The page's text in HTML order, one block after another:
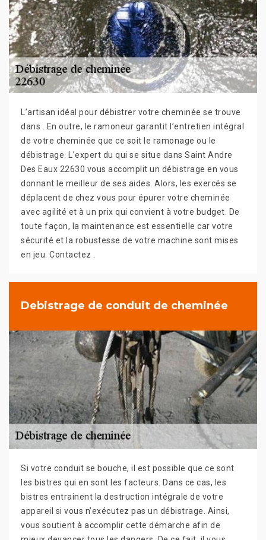
L’artisan idéal pour débistrer votre cheminée se trouve
dans . En outre, le ramoneur garantit l’entretien intégral
de votre cheminée que ce soit le ramonage ou le
débistrage. L’expert du qui se situe dans Saint Andre
Des Eaux 22630 vous accomplit un débistrage en vous
donnant le meilleur de ses aides. Alors, les exercés se
déplacent de chez vous pour épurer votre cheminée
avec agilité et à un prix qui convient à votre budget. De
toute façon, la maintenance est essentielle car votre
sécurité et la robustesse de votre machine sont mises
en jeu. Contactez .
Debistrage de conduit de cheminée
Si votre conduit se bouche, il est possible que ce sont
les bistres qui en sont les facteurs. Dans ce cas, les
bistres entrainent la destruction intégrale de votre
appareil si vous n’exécutez pas un débistrage. Ainsi,
vous soutient à accomplir cette démarche afin de